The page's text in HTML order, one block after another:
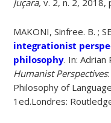
MAKONI, Sinfree. B. ;
integrationist
philosophy. In: Adrian
Humanist Perspectives
Philosophy of
1ed.Londres: